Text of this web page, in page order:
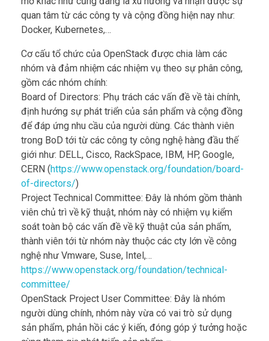
mở khác như cũng đang là xu hướng và nhận được sự
quan tâm từ các công ty và cộng đồng hiện nay như:
Docker, Kubernetes,…
Cơ cấu tổ chức của OpenStack được chia làm các
nhóm và đảm nhiệm các nhiệm vụ theo sự phân công,
gồm các nhóm chính:
Board of Directors: Phụ trách các vấn đề về tài chính,
định hướng sự phát triển của sản phẩm và cộng đồng
để đáp ứng nhu cầu của người dùng. Các thành viên
trong BoD tới từ các công ty công nghệ hàng đầu thế
giới như: DELL, Cisco, RackSpace, IBM, HP, Google,
CERN (https://www.openstack.org/foundation/board-
of-directors/ )
Project Technical Committee: Đây là nhóm gồm thành
viên chủ trì về kỹ thuật, nhóm này có nhiệm vụ kiểm
soát toàn bộ các vấn đề về kỹ thuật của sản phẩm,
thành viên tới từ nhóm này thuộc các cty lớn về công
nghệ như Vmware, Suse, Intel,…
https://www.openstack.org/foundation/technical-
committee/
OpenStack Project User Committee: Đây là nhóm
người dùng chính, nhóm này vừa có vai trò sử dụng
sản phẩm, phản hồi các ý kiến, đóng góp ý tưởng hoặc